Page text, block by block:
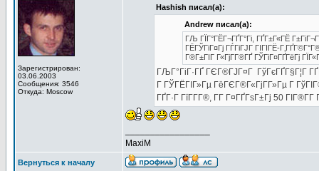
Зарегистрирован:
03.06.2003
Сообщения: 3546
Откуда: Moscow
Hashish писал(а):
Andrew писал(а):
ГЉ ГЇГ°ГЁГ¬ГҐГ°Гі, ГҐГ±Г«ГЁ
ГЁГЎГіГ¤Гј ГЃГіГЈГ ГІГІГЁ-
Г®Г±ГІГ Г«ГјГ­Г®ГҐ ГЎГіГ¤ГҐГёГј
ГЉГ°ГіГ·ГҐ ГЄГ®ГЈГ¤Г ГўГєГҐГ§Г¦Г
Г ГЎГЁГІГ»Гµ ГёГЄГ®Г«ГјГ­Г»Гµ Г
ГҐГ·Г ГїГ­Г­Г®, Г­Г Г¤ГҐГѕГ±Гј 50 ГІГ®Г­Г­
MaxiM
Вернуться к началу